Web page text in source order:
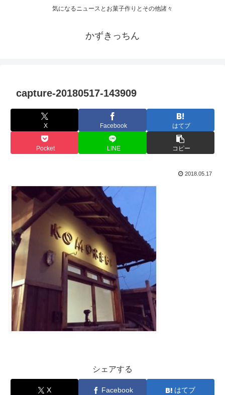
気になるニュースとお菓子作りとその他諸々
かずきっちん
capture-20180517-143909
X Facebook はてブ
Pocket LINE コピー
2018.05.17
シェアする
X Facebook はてブ